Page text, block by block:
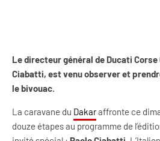
Le directeur général de Ducati Corse
Ciabatti, est venu observer et
le bivouac.
La caravane du Dakaraffronte ce
douze étapes au programme de